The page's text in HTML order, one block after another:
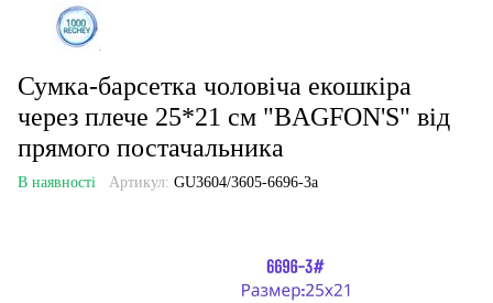
Сумка-барсетка чоловіча екошкіра
через плече 25*21 см "BAGFON'S" від
прямого постачальника
В наявності Артикул: GU3604/3605-6696-3a